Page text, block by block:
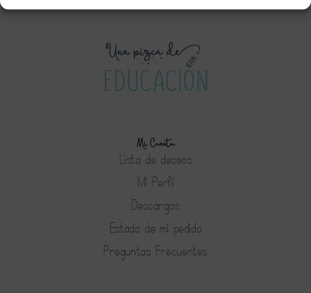
Mi Cuenta
Lista de deseos
Mi Perfil
Descargas
Estado de mi pedido
Preguntas Frecuentes